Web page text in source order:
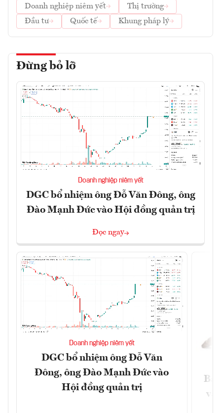
Doanh nghiệp niêm yết
Thị trường
Đầu tư
Quốc tế Khung pháp lý
Đừng bỏ lỡ
Doanh nghiệp niêm yết
DGC bổ nhiệm ông Đỗ Văn Đông, ông
Đào Mạnh Đức vào Hội đồng quản trị
Đọc ngay
Doanh nghiệp niêm yết
DGC bổ nhiệm ông Đỗ Văn
Đông, ông Đào Mạnh Đức vào
Hội đồng quản trị
và